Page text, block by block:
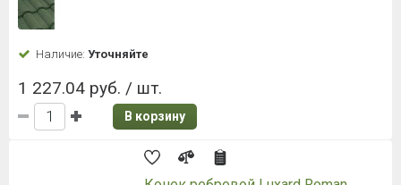
Наличие: Уточняйте
1 227.04 руб. / шт.
В корзину